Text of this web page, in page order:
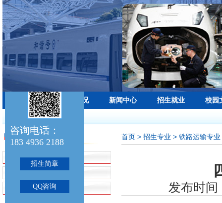
学校首页 学校概况 新闻中心 招生就业 校园
最新公告：
招生专业
招生简章
铁路运输专业
航空服务专业
首页 > 招生专业 > 铁路运输专业
发布时
咨询电话：
183 4936 2188
招生简章
QQ咨询